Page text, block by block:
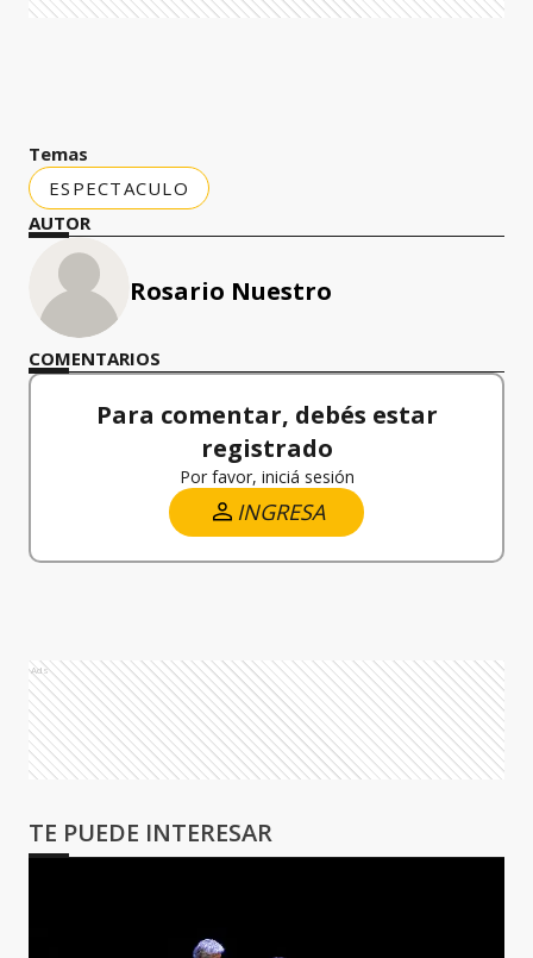
Temas
ESPECTACULO
AUTOR
Rosario Nuestro
COMENTARIOS
Para comentar, debés estar
registrado
Por favor, iniciá sesión
INGRESA
Ads
TE PUEDE INTERESAR